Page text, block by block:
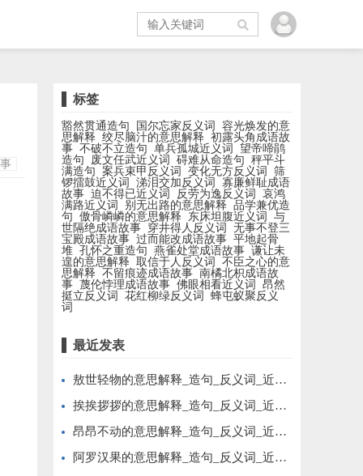
标签
豁然贯通造句 国尔忘家反义词
容光焕发的意
思解释 绞尽脑汁的意思解释 初露头角成语故
事 不破不立造句 单兵孤城近义词
望帝啼鹃
造句
废文任武近义词 碍难从命造句 秤平斗
满造句 案兵束甲反义词 变化无方反义词
筛
锣擂鼓近义词
涕泪交加反义词
寡廉鲜耻成语
故事 迫不得已近义词 反劳为逸反义词
哀鸿
满路近义词
别无出路的意思解释 品学兼优造
句 傲骨嶙嶙的意思解释 东床坦腹近义词
与
世隔绝成语故事 穿井得人反义词
无事不登三
宝殿成语故事 过而能改成语故事 平地起骨
堆 孔怀之重造句 燕雀处堂成语故事 谦让未
遑的意思解释 取信于人反义词
不臣之心的意
思解释 不留痕迹成语故事 南橘北枳成语故
事 蔑伦悖理成语故事 佛眼相看近义词
昂然
挺立反义词
花红柳绿反义词
蜂屯蚁聚反义
词
最近发表
敖世轻物的意思解释_造句_反义词_近义词_成语故事
挨挨拶拶的意思解释_造句_反义词_近义词_成语故事
昂昂不动的意思解释_造句_反义词_近义词_成语故事
阿罗汉果的意思解释_造句_反义词_近义词_成语故事